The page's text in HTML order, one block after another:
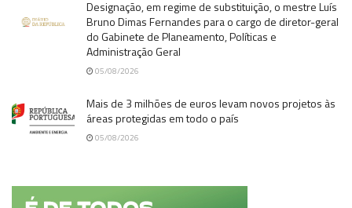
Designação, em regime de substituição, o mestre Luís
Bruno Dimas Fernandes para o cargo de diretor-geral
do Gabinete de Planeamento, Políticas e
Administração Geral
05/08/2026
Mais de 3 milhões de euros levam novos projetos às
áreas protegidas em todo o país
05/08/2026